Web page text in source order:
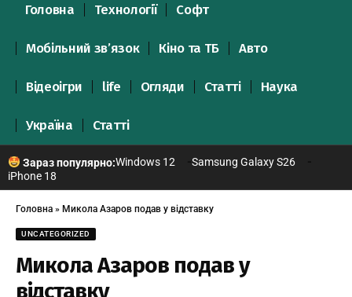
Головна Технології Софт
Мобільний зв’язок Кіно та ТБ Авто
Відеоігри life Огляди Статті Наука
Україна Статті
Зараз популярно:Windows 12
Samsung Galaxy S26
iPhone 18
Головна » Микола Азаров подав у відставку
UNCATEGORIZED
Микола Азаров подав у
відставку